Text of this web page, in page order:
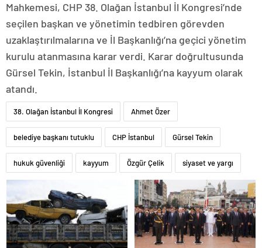
Mahkemesi, CHP 38. Olağan İstanbul İl Kongresi’nde
seçilen başkan ve yönetimin tedbiren görevden
uzaklaştırılmalarına ve İl Başkanlığı’na geçici yönetim
kurulu atanmasına karar verdi. Karar doğrultusunda
Gürsel Tekin, İstanbul İl Başkanlığı’na kayyum olarak
atandı.
38. Olağan İstanbul İl Kongresi Ahmet Özer
belediye başkanı tutuklu CHP İstanbul Gürsel Tekin
hukuk güvenliği kayyum Özgür Çelik siyaset ve yargı